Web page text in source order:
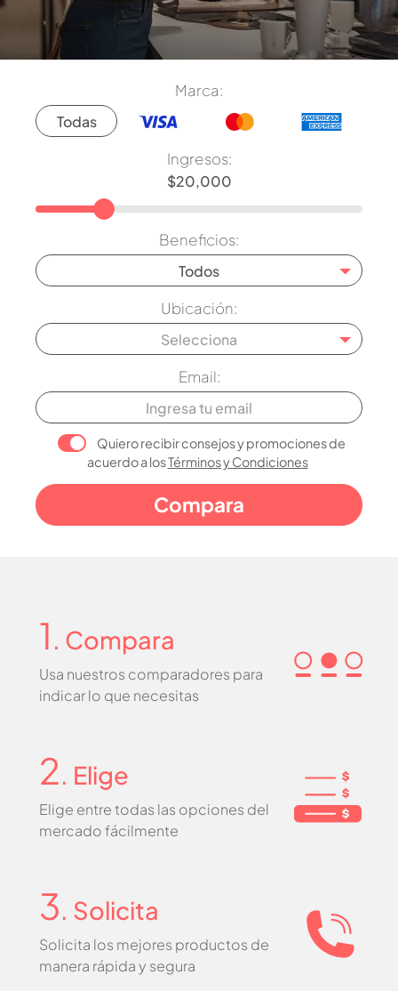
Marca:
Todas
Ingresos:
Beneficios:
Todos
Ubicación:
Selecciona
Email:
Quiero recibir consejos y promociones de
acuerdo a losTérminos y Condiciones
1 . Compara
Usa nuestros comparadores para
indicar lo que necesitas
2. Elige
Elige entre todas las opciones del
mercado fácilmente
3. Solicita
Solicita los mejores productos de
manera rápida y segura